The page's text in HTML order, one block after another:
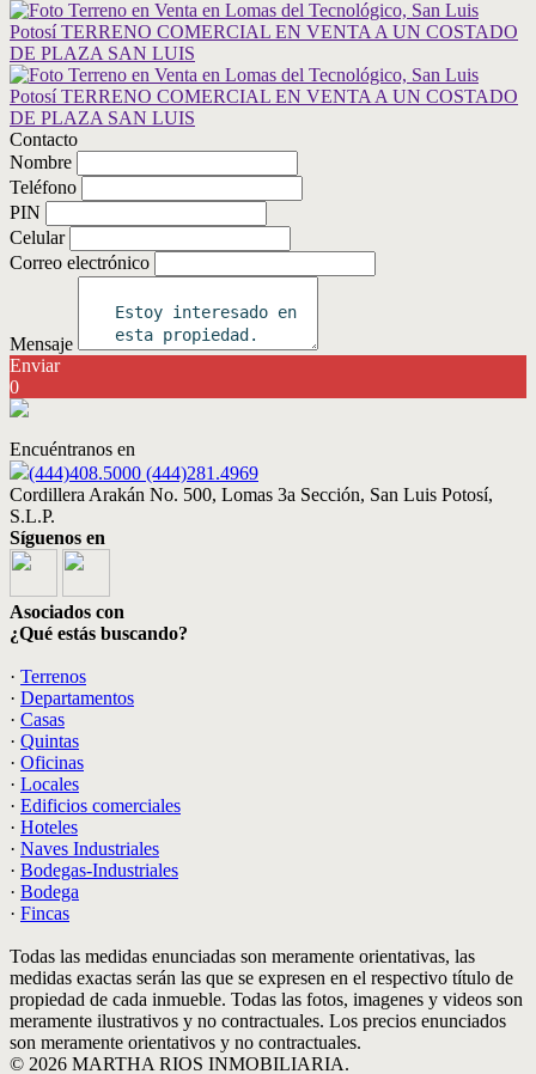
Contacto
Nombre
Teléfono
PIN
Celular
Correo electrónico
Mensaje
Enviar
0
Encuéntranos en
(444)408.5000 (444)281.4969
Cordillera Arakán No. 500, Lomas 3a Sección, San Luis Potosí,
S.L.P.
Síguenos en
Asociados con
¿Qué estás buscando?
· Terrenos
· Departamentos
· Casas
· Quintas
· Oficinas
· Locales
· Edificios comerciales
· Hoteles
· Naves Industriales
· Bodegas-Industriales
· Bodega
· Fincas
Todas las medidas enunciadas son meramente orientativas, las
medidas exactas serán las que se expresen en el respectivo título de
propiedad de cada inmueble. Todas las fotos, imagenes y videos son
meramente ilustrativos y no contractuales. Los precios enunciados
son meramente orientativos y no contractuales.
© 2026 MARTHA RIOS INMOBILIARIA.